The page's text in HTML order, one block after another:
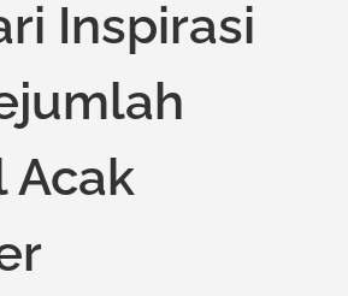
Inspirasi
Acak